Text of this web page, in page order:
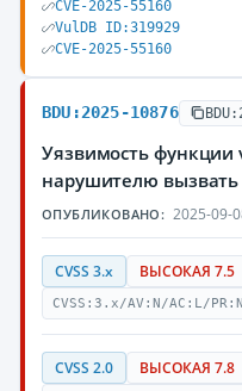
CVE-2025-55160
VulDB ID:319929
CVE-2025-55160
BDU:2025-10876
Уязвимость функции
нарушителю вызвать
ОПУБЛИКОВАНО: 2025-09-
CVSS 3.x ВЫСОКАЯ 7.5
CVSS:3.x/AV:N/AC:L/
CVSS 2.0 ВЫСОКАЯ 7.8